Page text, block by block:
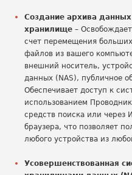
Создание архива
хранилище –
счет перемещения
файлов из вашего
внешний носитель,
данных (NAS), публичное
Обеспечивает доступ к
использованием
средств поиска или через
браузера, что позволяет
любого устройства из
Усовершенствованная